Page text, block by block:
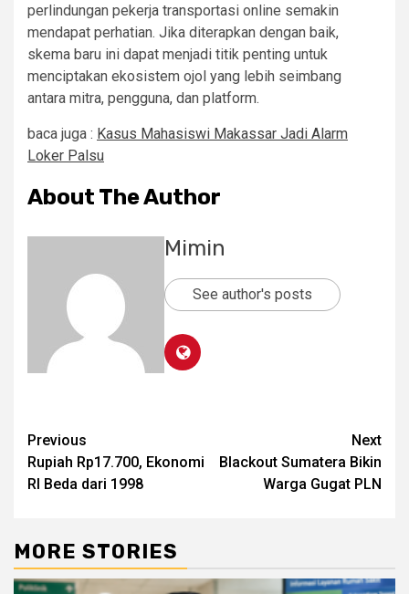
perlindungan pekerja transportasi online semakin
mendapat perhatian. Jika diterapkan dengan baik,
skema baru ini dapat menjadi titik penting untuk
menciptakan ekosistem ojol yang lebih seimbang
antara mitra, pengguna, dan platform.
baca juga : Kasus Mahasiswi Makassar Jadi Alarm
Loker Palsu
About The Author
Mimin
See author's posts
Post
navigation
Previous
Rupiah Rp17.700, Ekonomi
RI Beda dari 1998
Next
Blackout Sumatera Bikin
Warga Gugat PLN
MORE STORIES